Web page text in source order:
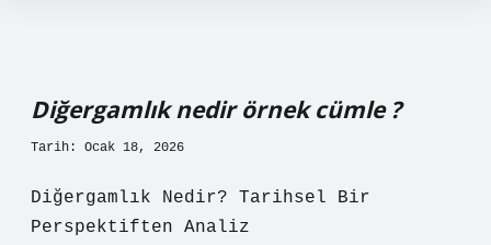
Diğergamlık nedir örnek cümle ?
Tarih: Ocak 18, 2026
Diğergamlık Nedir? Tarihsel Bir
Perspektiften Analiz